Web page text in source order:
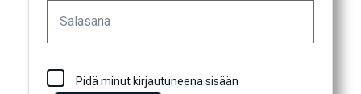
Pidä minut kirjautuneena sisään